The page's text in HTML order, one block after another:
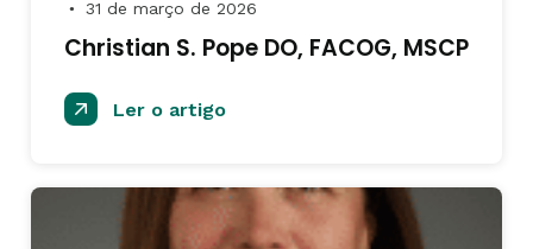
● 31 de março de 2026
Christian S. Pope DO, FACOG, MSCP
Ler o artigo